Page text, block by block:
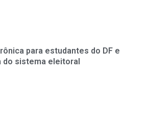
para estudantes do DF e
do sistema eleitoral